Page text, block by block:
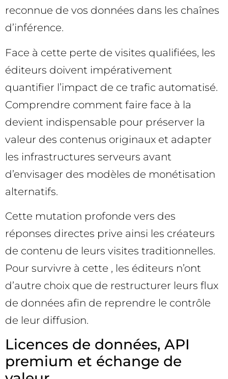
reconnue de vos données dans les chaînes
d’inférence.
Face à cette perte de visites qualifiées, les
éditeurs doivent impérativement
quantifier l’impact de ce trafic automatisé.
Comprendre comment faire face à la
devient indispensable pour préserver la
valeur des contenus originaux et adapter
les infrastructures serveurs avant
d’envisager des modèles de monétisation
alternatifs.
Cette mutation profonde vers des
réponses directes prive ainsi les créateurs
de contenu de leurs visites traditionnelles.
Pour survivre à cette , les éditeurs n’ont
d’autre choix que de restructurer leurs flux
de données afin de reprendre le contrôle
de leur diffusion.
Licences de données, API
premium et échange de